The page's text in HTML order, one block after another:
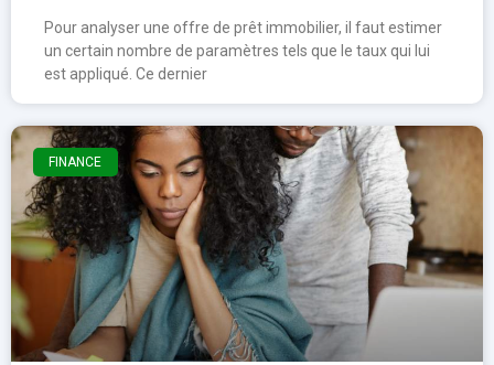
Pour analyser une offre de prêt immobilier, il faut estimer
un certain nombre de paramètres tels que le taux qui lui
est appliqué. Ce dernier
FINANCE